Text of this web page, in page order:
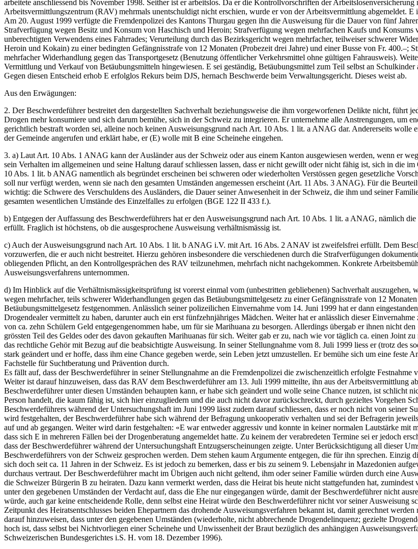
arbeitete anschliessend bis November 1998. Seither ist er arbeitslos. Da er die Kontrollvorschriften der
Arbeitsvermittlungszentrum (RAV) mehrmals unentschuldigt nicht erschien, wurde er von der Arbeitsvermittlung abgemeldet.
Am 20. August 1999 verfügte die Fremdenpolizei des Kantons Thurgau gegen ihn die Ausweisung für die Dauer von fünf
Strafverfügung wegen Besitz und Konsum von Haschisch und Heroin; Strafverfügung wegen mehrfachen Kaufs und
unberechtigten Verwendens eines Fahrrades; Verurteilung durch das Bezirksgericht wegen mehrfacher, teilweiser schwerer
Heroin und Kokain) zu einer bedingten Gefängnisstrafe von 12 Monaten (Probezeit drei Jahre) und einer Busse von Fr. 400.–;
mehrfacher Widerhandlung gegen das Transportgesetz (Benutzung öffentlicher Verkehrsmittel ohne gültigen Fahrausweis).
Vermittlung und Verkauf von Betäubungsmitteln hingewiesen. E sei geständig, Betäubungsmittel zum Teil selbst an Schulkinder
Gegen diesen Entscheid erhob E erfolglos Rekurs beim DJS, hernach Beschwerde beim Verwaltungsgericht. Dieses weist ab.
Aus den Erwägungen:
2. Der Beschwerdeführer bestreitet den dargestellten Sachverhalt beziehungsweise die ihm vorgeworfenen Delikte nicht, führt
Drogen mehr konsumiere und sich darum bemühe, sich in der Schweiz zu integrieren. Er unternehme alle Anstrengungen, um
gerichtlich bestraft worden sei, alleine noch keinen Ausweisungsgrund nach Art. 10 Abs. 1 lit. a ANAG dar. Andererseits wolle
der Gemeinde angerufen und erklärt habe, er (E) wolle mit B eine Scheinehe eingehen.
3. a) Laut Art. 10 Abs. 1 ANAG kann der Ausländer aus der Schweiz oder aus einem Kanton ausgewiesen werden, wenn er
sein Verhalten im allgemeinen und seine Haltung darauf schliessen lassen, dass er nicht gewillt oder nicht fähig ist, sich in die
10 Abs. 1 lit. b ANAG namentlich als begründet erscheinen bei schweren oder wiederholten Verstössen gegen gesetzliche
soll nur verfügt werden, wenn sie nach den gesamten Umständen angemessen erscheint (Art. 11 Abs. 3 ANAG). Für die
wichtig: die Schwere des Verschuldens des Ausländers, die Dauer seiner Anwesenheit in der Schweiz, die ihm und seiner
gesamten wesentlichen Umstände des Einzelfalles zu erfolgen (BGE 122 II 433 f.).
b) Entgegen der Auffassung des Beschwerdeführers hat er den Ausweisungsgrund nach Art. 10 Abs. 1 lit. a ANAG, nämlich
erfüllt. Fraglich ist höchstens, ob die ausgesprochene Ausweisung verhältnismässig ist.
c) Auch der Ausweisungsgrund nach Art. 10 Abs. 1 lit. b ANAG i.V. mit Art. 16 Abs. 2 ANAV ist zweifelsfrei erfüllt. Dem
vorzuwerfen, die er auch nicht bestreitet. Hierzu gehören insbesondere die verschiedenen durch die Strafverfügungen
obliegenden Pflicht, an den Kontrollgesprächen des RAV teilzunehmen, mehrfach nicht nachgekommen. Konkrete
Ausweisungsverfahrens unternommen.
d) Im Hinblick auf die Verhältnismässigkeitsprüfung ist vorerst einmal vom (unbestritten gebliebenen) Sachverhalt
wegen mehrfacher, teils schwerer Widerhandlungen gegen das Betäubungsmittelgesetz zu einer Gefängnisstrafe von 12
Betäubungsmittelgesetz festgenommen. Anlässlich seiner polizeilichen Einvernahme vom 14. Juni 1999 hat er dann
Drogendealer vermittelt zu haben, darunter auch ein erst fünfzehnjähriges Mädchen. Weiter hat er anlässlich dieser
von ca. zehn Schülern Geld entgegengenommen habe, um für sie Marihuana zu besorgen. Allerdings übergab er ihnen nicht
grössten Teil des Geldes oder des davon gekauften Marihuanas für sich. Weiter gab er zu, nach wie vor täglich ca. einen Joint
das rechtliche Gehör mit Bezug auf die beabsichtigte Ausweisung. In seiner Stellungnahme vom 8. Juli 1999 liess er (trotz des
stark geändert und er hoffe, dass ihm eine Chance gegeben werde, sein Leben jetzt umzustellen. Er bemühe sich um eine feste
Fachstelle für Suchtberatung und Prävention durch.
Es fällt auf, dass der Beschwerdeführer in seiner Stellungnahme an die Fremdenpolizei die zwischenzeitlich erfolgte
Weiter ist darauf hinzuweisen, dass das RAV dem Beschwerdeführer am 13. Juli 1999 mitteilte, ihn aus der Arbeitsvermittlung
Beschwerdeführer unter diesen Umständen behaupten kann, er habe sich geändert und wolle seine Chance nutzen, ist schlicht
Person handelt, die kaum fähig ist, sich hier einzugliedern und die auch nicht davor zurückschreckt, durch gezieltes Vorgehen
Beschwerdeführers während der Untersuchungshaft im Juni 1999 lässt zudem darauf schliessen, dass er noch nicht von
wird festgehalten, der Beschwerdeführer habe sich während der Befragung unkooperativ verhalten und sei der Befragerin
auf und ab gegangen. Weiter wird darin festgehalten: «E war entweder aggressiv und konnte in keiner normalen Lautstärke mit
dass sich E in mehreren Fällen bei der Drogenberatung angemeldet hatte. Zu keinem der verabredeten Termine sei er jedoch
dass der Beschwerdeführer während der Untersuchungshaft Entzugserscheinungen zeigte. Unter Berücksichtigung all dieser
Beschwerdeführers von der Schweiz gesprochen werden. Dem stehen kaum Argumente entgegen, die für ihn sprechen.
sich doch seit ca. 11 Jahren in der Schweiz. Es ist jedoch zu bemerken, dass er bis zu seinem 9. Lebensjahr in Mazedonien
durchaus vertraut. Der Beschwerdeführer macht im Übrigen auch nicht geltend, ihm oder seiner Familie würden durch eine
die Schweizer Bürgerin B zu heiraten. Dazu kann vermerkt werden, dass die Heirat bis heute nicht stattgefunden hat,
unter den gegebenen Umständen der Verdacht auf, dass die Ehe nur eingegangen würde, damit der Beschwerdeführer nicht
würde, auch gar keine entscheidende Rolle, denn selbst eine Heirat würde den Beschwerdeführer nicht vor seiner Ausweisung
Zeitpunkt des Heiratsentschlusses beiden Ehepartnern das drohende Ausweisungsverfahren bekannt ist, damit gerechnet
darauf hinzuweisen, dass unter den gegebenen Umständen (wiederholte, nicht abbrechende Drogendelinquenz; gezielte
hoch ist, dass selbst bei Nichtvorliegen einer Scheinehe und Unwissenheit der Braut bezüglich des anhängigen
Schweizerischen Bundesgerichtes i.S. H. vom 18. Dezember 1996).